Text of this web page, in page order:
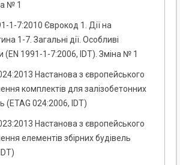
№ 1
1-7:2010 Єврокод 1. Дії на
1-7. Загальні дії. Особливі
(EN 1991-1-7:2006, IDT). Зміна № 1
Настанова з європейського
комплектів для залізобетонних
(ETAG 024:2006, IDT)
Настанова з європейського
елементів збірних будівель